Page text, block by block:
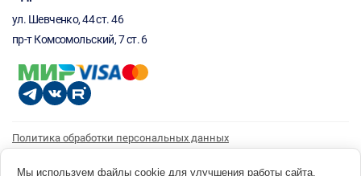
ул. Шевченко, 44 ст. 46
пр-т Комсомольский, 7 ст. 6
Политика обработки персональных данных
Согласие на получение рассылки
Мы используем файлы cookie для улучшения работы сайта.